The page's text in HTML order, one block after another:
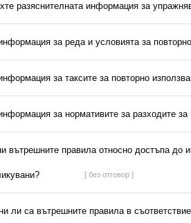
разяснителната информация за
за реда и условията за
за таксите за повторно
за нормативите за разходите
вътрешните правила относно достъпа до
[ без отговор ]
ли са вътрешните правила в